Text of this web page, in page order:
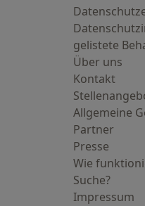
gelistete
Über uns
Kontakt
Allgemeine
Partner
Presse
Wie
Suche?
Impressum